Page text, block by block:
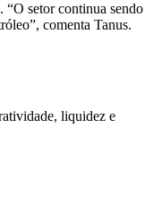
“O setor continua sendo
comenta Tanus.
liquidez e